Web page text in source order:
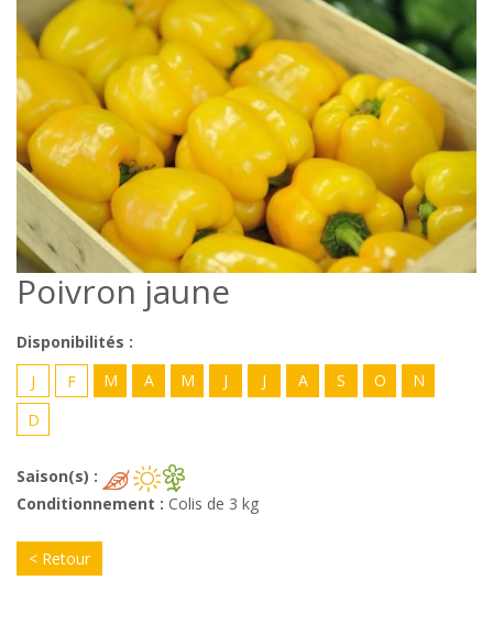
Poivron jaune
Disponibilités :
J
F M A M J J A S O
N
D
Saison(s) :
Conditionnement : Colis de 3 kg
< Retour